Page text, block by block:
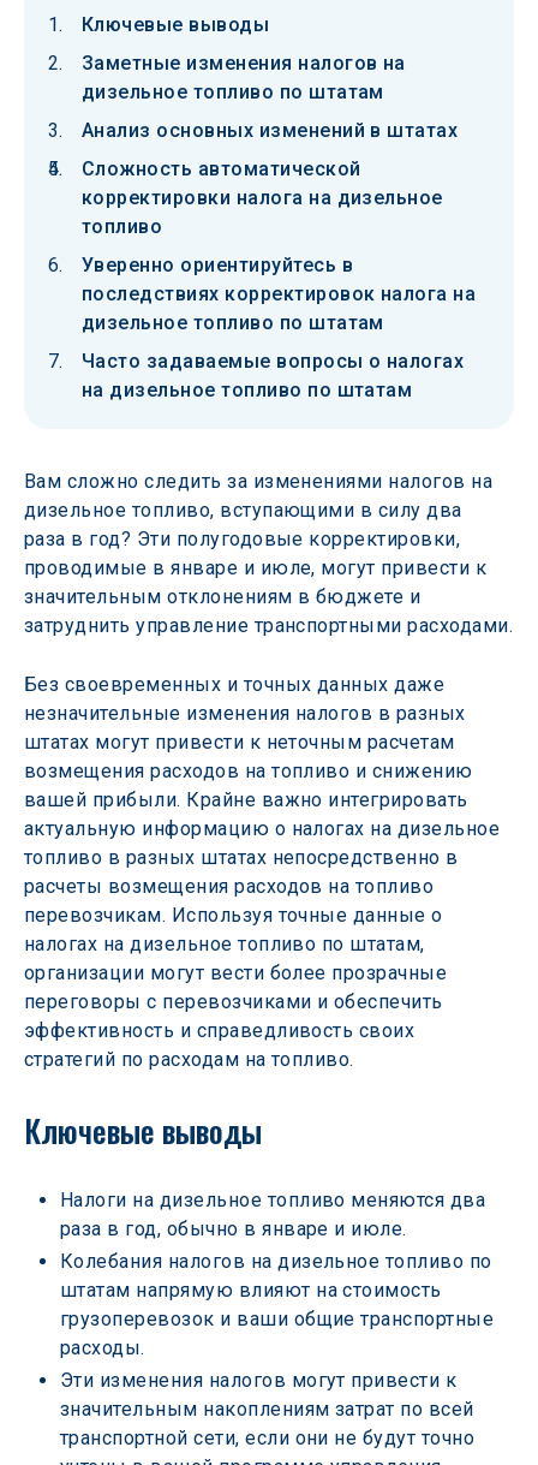
Ключевые выводы
Заметные изменения налогов на
дизельное топливо по штатам
Анализ основных изменений в штатах
Сложность автоматической
корректировки налога на дизельное
топливо
Уверенно ориентируйтесь в
последствиях корректировок налога на
дизельное топливо по штатам
Часто задаваемые вопросы о налогах
на дизельное топливо по штатам
Вам сложно следить за изменениями налогов на
дизельное топливо, вступающими в силу два
раза в год? Эти полугодовые корректировки,
проводимые в январе и июле, могут привести к
значительным отклонениям в бюджете и
затруднить управление транспортными расходами.
Без своевременных и точных данных даже
незначительные изменения налогов в разных
штатах могут привести к неточным расчетам
возмещения расходов на топливо и снижению
вашей прибыли. Крайне важно интегрировать
актуальную информацию о налогах на дизельное
топливо в разных штатах непосредственно в
расчеты возмещения расходов на топливо
перевозчикам. Используя точные данные о
налогах на дизельное топливо по штатам,
организации могут вести более прозрачные
переговоры с перевозчиками и обеспечить
эффективность и справедливость своих
стратегий по расходам на топливо.
Ключевые выводы
Налоги на дизельное топливо меняются два
раза в год, обычно в январе и июле.
Колебания налогов на дизельное топливо по
штатам напрямую влияют на стоимость
грузоперевозок и ваши общие транспортные
расходы.
Эти изменения налогов могут привести к
значительным накоплениям затрат по всей
транспортной сети, если они не будут точно